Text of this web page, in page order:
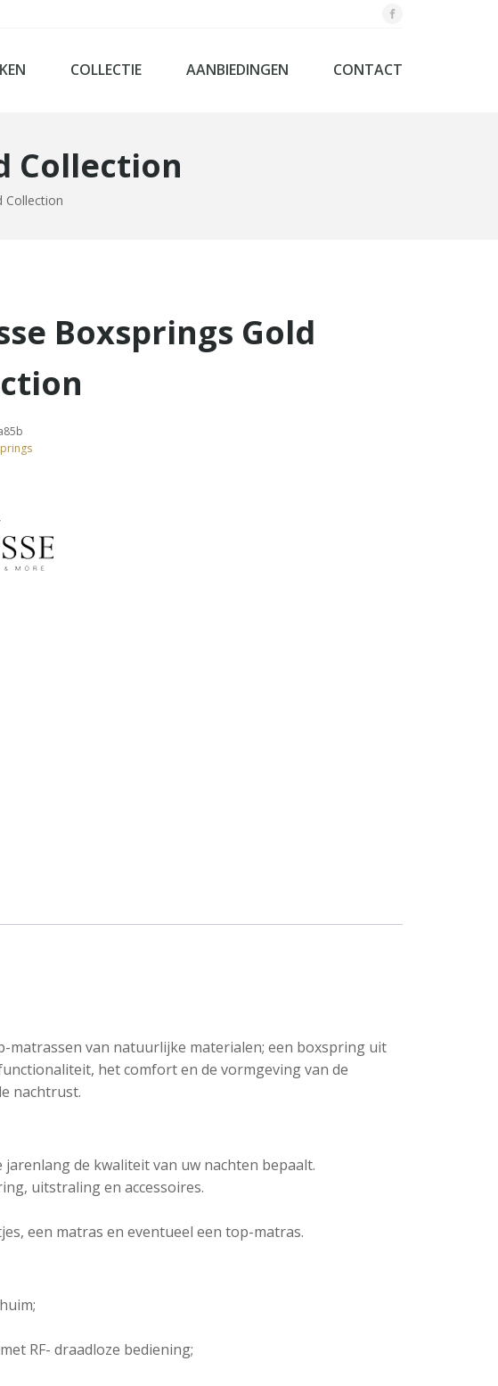
COLLECTIE AANBIEDINGEN CONTACT
Collection
Collection
Boxsprings Gold
matrassen van natuurlijke materialen; een boxspring uit
het comfort en de vormgeving van de
nachtrust.
de kwaliteit van uw nachten bepaalt.
uitstraling en accessoires.
een matras en eventueel een top-matras.
RF- draadloze bediening;